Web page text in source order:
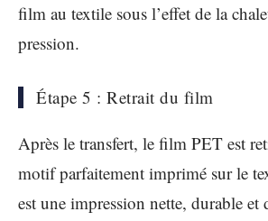
film au textile sous l’effet de la
pression.
Étape 5 : Retrait du film
Après le transfert, le film PET est
motif parfaitement imprimé sur le
est une impression nette, durable et